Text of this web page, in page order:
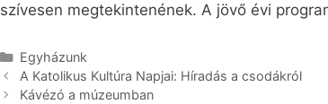
szívesen megtekintenének. A jövő évi
Kategória
Egyházunk
A Katolikus Kultúra Napjai: Híradás a csodákról
Kávézó a múzeumban